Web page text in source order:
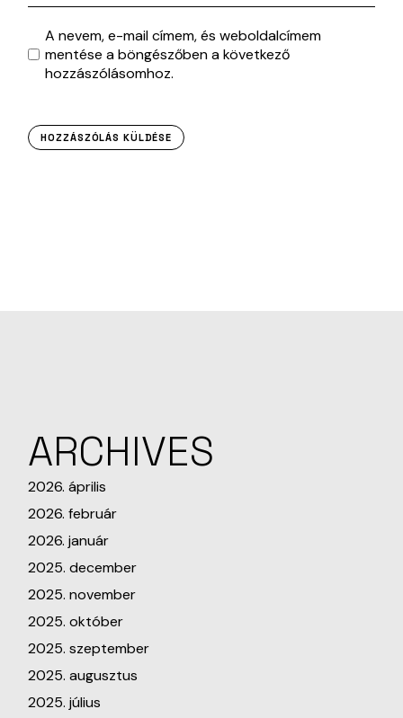
A nevem, e-mail címem, és weboldalcímem
mentése a böngészőben a következő
hozzászólásomhoz.
HOZZÁSZÓLÁS KÜLDÉSE
ARCHIVES
2026. április
2026. február
2026. január
2025. december
2025. november
2025. október
2025. szeptember
2025. augusztus
2025. július